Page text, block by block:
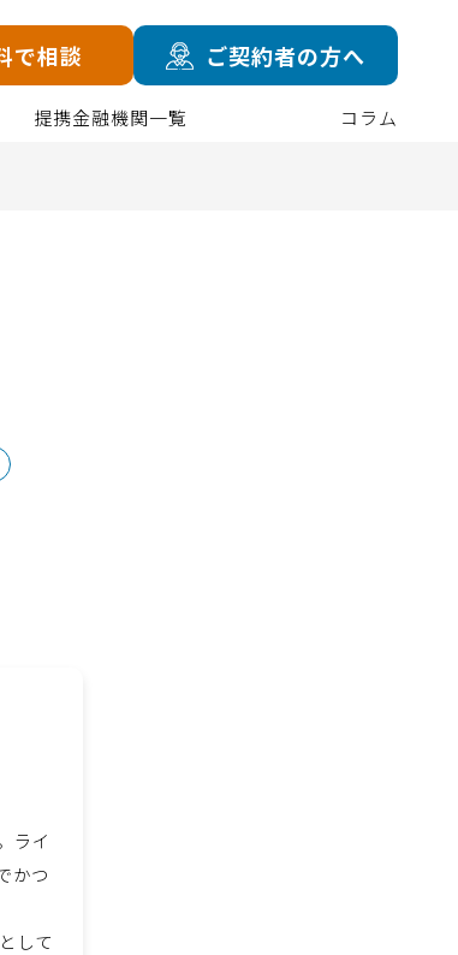
で相談 ご契約者の方へ
提携金融機関一覧 コラム
ライ
かつ
して